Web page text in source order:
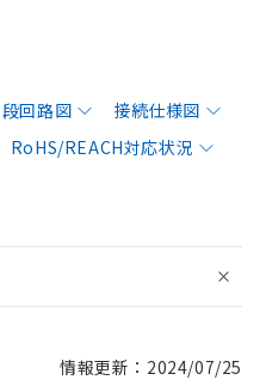
回路図
接続仕様図
RoHS/REACH対応状況
情報更新：2024/07/25